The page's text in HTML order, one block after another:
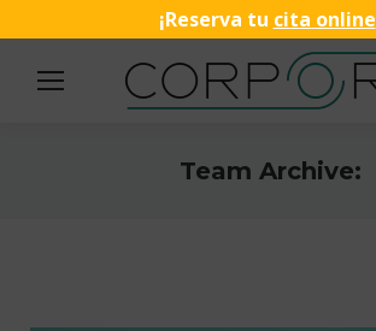
¡Reserva tu cita online
Team Archive: